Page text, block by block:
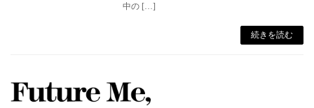
中の […]
続きを読む